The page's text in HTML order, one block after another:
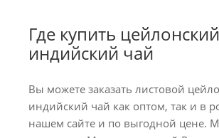
Где купить
индийский чай
Вы можете заказать листовой
индийский чай как оптом, так и в
нашем сайте и по выгодной цене.